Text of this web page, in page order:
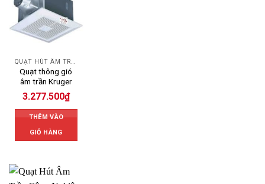
Quạt thông gió
âm trần Kruger
3.277.500₫
THÊM VÀO
GIỎ HÀNG